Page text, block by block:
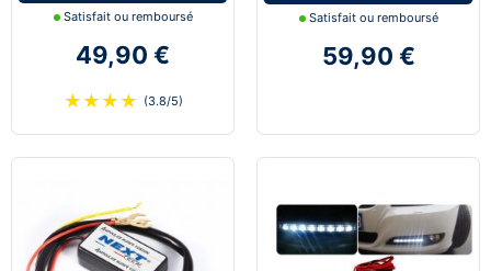
Satisfait ou remboursé
49,90 €
★ ★ ★ ★ (3.8/5)
Satisfait ou remboursé
59,90 €